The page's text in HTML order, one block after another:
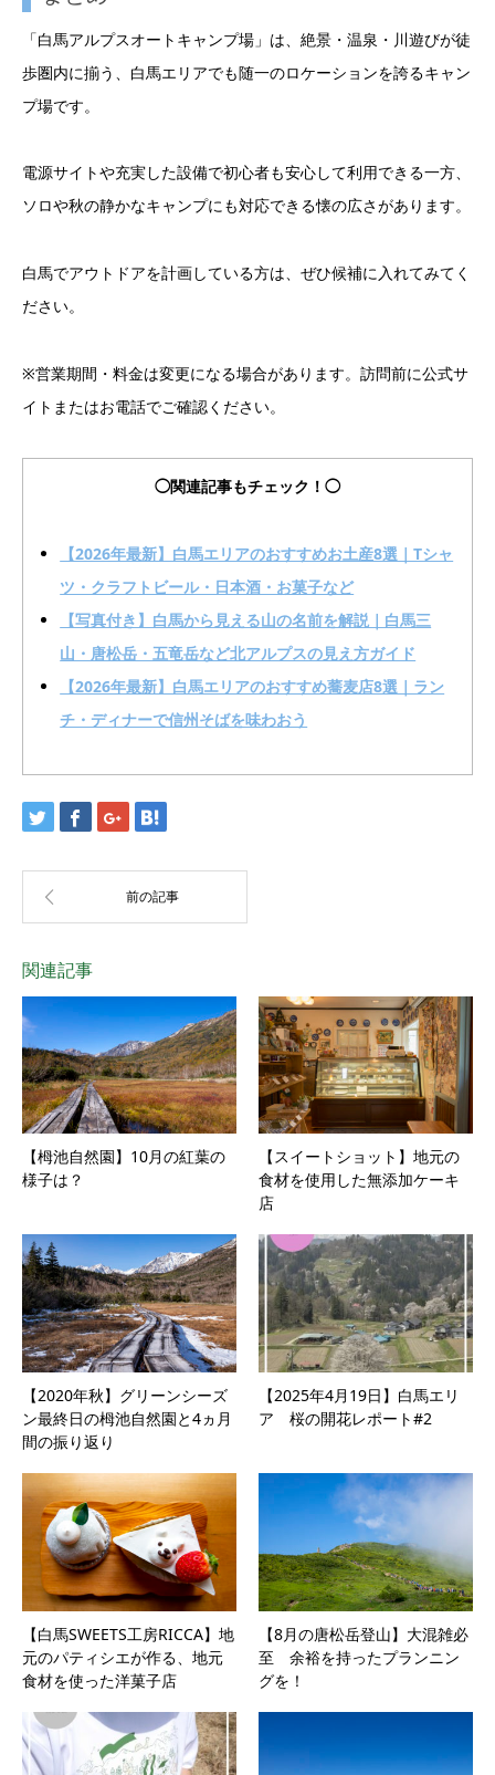
「白馬アルプスオートキャンプ場」は、絶景・温泉・川遊びが徒
歩圏内に揃う、白馬エリアでも随一のロケーションを誇るキャン
プ場です。
電源サイトや充実した設備で初心者も安心して利用できる一方、
ソロや秋の静かなキャンプにも対応できる懐の広さがあります。
白馬でアウトドアを計画している方は、ぜひ候補に入れてみてく
ださい。
※営業期間・料金は変更になる場合があります。訪問前に公式サ
イトまたはお電話でご確認ください。
◯関連記事もチェック！◯
【2026年最新】白馬エリアのおすすめお土産8選｜Tシャ
ツ・クラフトビール・日本酒・お菓子など
【写真付き】白馬から見える山の名前を解説｜白馬三
山・唐松岳・五竜岳など北アルプスの見え方ガイド
【2026年最新】白馬エリアのおすすめ蕎麦店8選｜ラン
チ・ディナーで信州そばを味わおう
関連記事
【栂池自然園】10月の紅葉の
様子は？
【スイートショット】地元の
食材を使用した無添加ケーキ
店
【2020年秋】グリーンシーズ
ン最終日の栂池自然園と4ヵ月
間の振り返り
【2025年4月19日】白馬エリ
ア 桜の開花レポート#2
【白馬SWEETS工房RICCA】地
元のパティシエが作る、地元
食材を使った洋菓子店
【8月の唐松岳登山】大混雑必
至 余裕を持ったプランニン
グを！